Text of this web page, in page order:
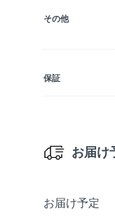
その他
保証
お届け
お届け予定